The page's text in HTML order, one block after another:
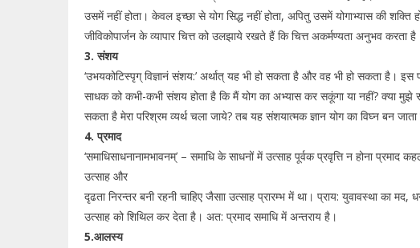
उसमें नहीं होता। केवल इच्छा से योग सिद्ध नहीं होता, अपितु उसमें योगाभ्यास की शक्ति
जीविकोपार्जन के व्यापार चित्त को उलझाये रखते हैं कि चित्त अकर्मण्यता अनुभव करता
3. संशय
‘उभयकोटिस्पृग् विज्ञानं संशय:’ अर्थात् यह भी हो सकता है और वह भी हो सकता है।
साधक को कभी-कभी संशय होता है कि मैं योग का अभ्यास कर सकूंगा या नहीं? क्या मुझे
सकता है मेरा परिश्रम व्यर्थ चला जाये? तब यह संशयात्मक ज्ञान योग का विघ्न बन
4. प्रमाद
‘समाधिसाधनानामभावनम्’ – समाधि के साधनों में उत्साह पूर्वक प्रवृत्ति न होना
उत्साह और
दृढता निरन्तर बनी रहनी चाहिए जैसाा उत्साह प्रारम्भ में था। प्राय: युवावस्था का
उत्साह को शिथिल कर देता है। अत: प्रमाद समाधि में अन्तराय है।
5.आलस्य